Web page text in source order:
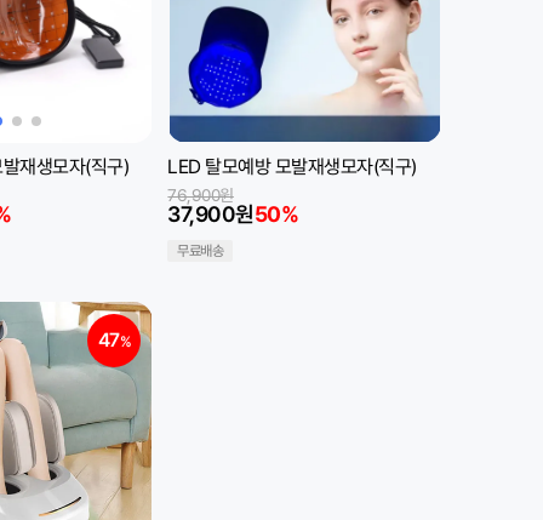
재생모자(직구) LED 탈모예방 모발재생모자(직구)
37,900원50%
76,900원
무료배송
47%